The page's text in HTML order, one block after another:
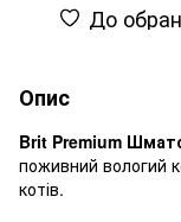
До
Опис
Brit Premium
поживний вологий
котів.